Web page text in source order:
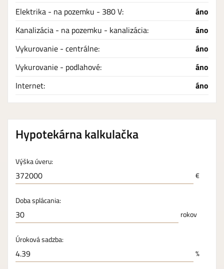
Elektrika - na pozemku - 380 V:
áno
Kanalizácia - na pozemku - kanalizácia:
áno
Vykurovanie - centrálne:
áno
Vykurovanie - podlahové:
áno
Internet:
áno
Hypotekárna kalkulačka
Výška úveru:
€
Doba splácania:
rokov
Úroková sadzba:
%